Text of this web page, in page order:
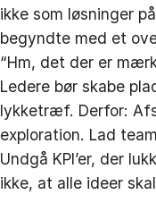
ikke som løsninger
begyndte med et
“Hm, det der er
Ledere bør skabe
lykketræf. Derfor:
exploration. Lad
Undgå KPI’er, der
ikke, at alle ideer